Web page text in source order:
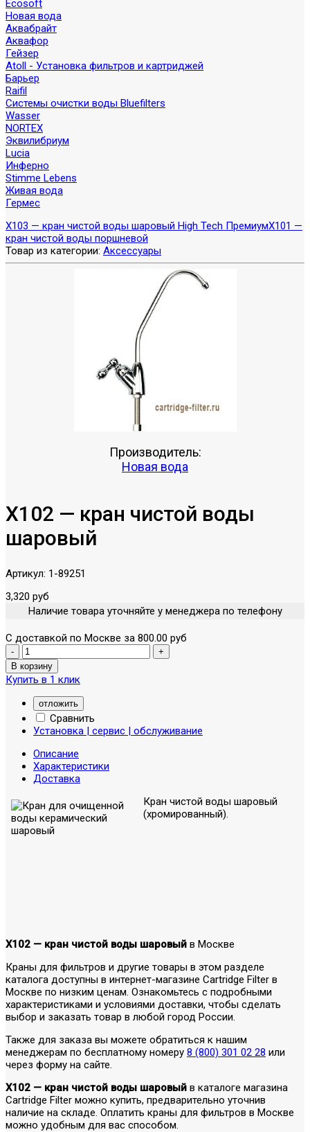
Ecosoft
Новая вода
Аквабрайт
Аквафор
Гейзер
Atoll - Установка фильтров и картриджей
Барьер
Raifil
Системы очистки воды Bluefilters
Wasser
NORTEX
Эквилибриум
Lucia
Инферно
Stimme Lebens
Живая вода
Гермес
X103 — кран чистой воды шаровый High Tech ПремиумX101 —
кран чистой воды поршневой
Товар из категории: Аксессуары
Производитель:
Новая вода
X102 — кран чистой воды
шаровый
Артикул: 1-89251
3,320 руб
Наличие товара уточняйте у менеджера по телефону
С доставкой по Москве за 800.00 руб
Купить в 1 клик
отложить
Сравнить
Установка | сервис | обслуживание
Описание
Характеристики
Доставка
Кран чистой воды шаровый
(хромированный).
X102 — кран чистой воды шаровый в Москве
Краны для фильтров и другие товары в этом разделе
каталога доступны в интернет-магазине Cartridge Filter в
Москве по низким ценам. Ознакомьтесь с подробными
характеристиками и условиями доставки, чтобы сделать
выбор и заказать товар в любой город России.
Также для заказа вы можете обратиться к нашим
менеджерам по бесплатному номеру 8 (800) 301 02 28 или
через форму на сайте.
X102 — кран чистой воды шаровый в каталоге магазина
Cartridge Filter можно купить, предварительно уточнив
наличие на складе. Оплатить краны для фильтров в Москве
можно удобным для вас способом.